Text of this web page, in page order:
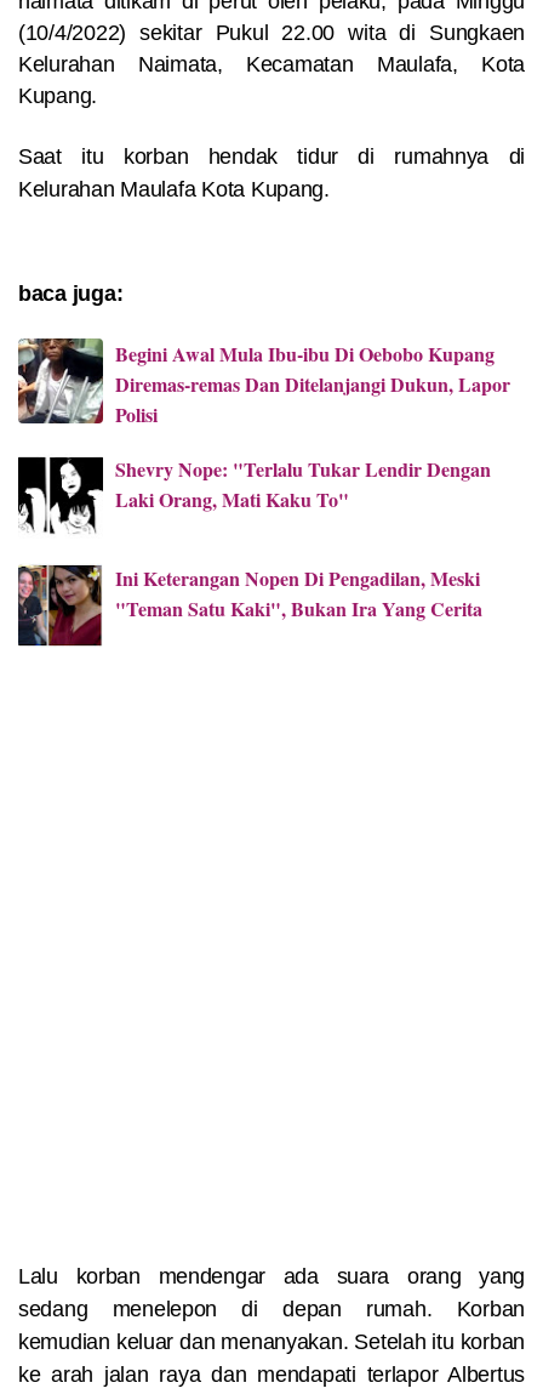
(10/4/2022) sekitar Pukul 22.00 wita di Sungkaen
Kelurahan Naimata, Kecamatan Maulafa, Kota
Kupang.
Saat itu korban hendak tidur di rumahnya di
Kelurahan Maulafa Kota Kupang.
baca juga:
Begini Awal Mula Ibu-ibu Di Oebobo Kupang
Diremas-remas Dan Ditelanjangi Dukun, Lapor
Polisi
Shevry Nope: "Terlalu Tukar Lendir Dengan
Laki Orang, Mati Kaku To"
Ini Keterangan Nopen Di Pengadilan, Meski
"Teman Satu Kaki", Bukan Ira Yang Cerita
Lalu korban mendengar ada suara orang yang
sedang menelepon di depan rumah. Korban
kemudian keluar dan menanyakan. Setelah itu korban
ke arah jalan raya dan mendapati terlapor Albertus